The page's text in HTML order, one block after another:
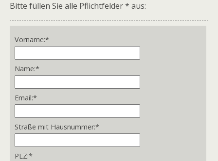
Bitte füllen Sie alle Pflichtfelder * aus:
Vorname:*
Name:*
Email:*
Straße mit Hausnummer:*
PLZ:*